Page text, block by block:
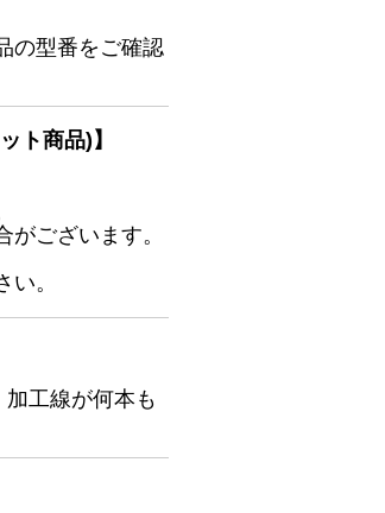
の型番をご確認
ト商品)】
ございます。
。
工線が何本も